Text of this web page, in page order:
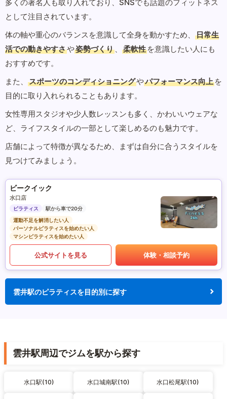
多くの著名人も取り入れており、SNSでも話題のフィットネス
として注目されています。
体の軸や重心のバランスを意識して全身を動かすため、
日常生
活での動きやすさや姿勢づくり 、 柔軟性 を意識したい人にも
おすすめです。
また、
スポーツのコンディショニングやパフォーマンス向上 を
目的に取り入れられることもあります。
女性専用スタジオや少人数レッスンも多く、かわいいウェアな
ど、ライフスタイルの一部として楽しめるのも魅力です。
店舗によって特徴が異なるため、まずは自分に合うスタイルを
見つけてみましょう。
ビークイック
水口店
ピラティス
駅から車で20分
運動不足を解消したい人
パーソナルピラティスを始めたい人
マシンピラティスを始めたい人
公式サイトを見る 体験・相談予約
雲井駅のピラティスを目的別に探す
雲井駅周辺でジムを駅から探す
水口駅(10) 水口城南駅(10) 水口松尾駅(10)